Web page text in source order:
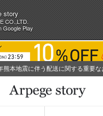
story
CO.,LTD.
Google Play
熊本地震に伴う配送に関する重要な